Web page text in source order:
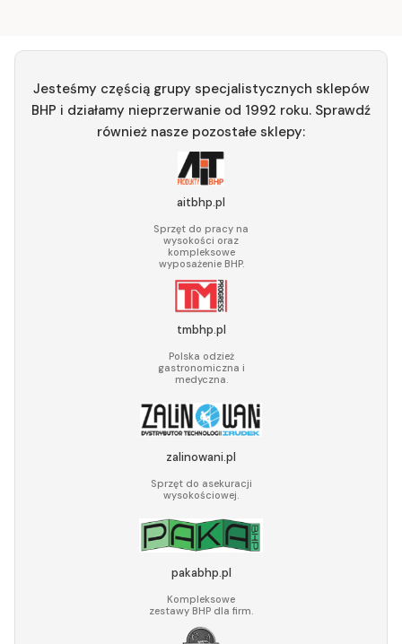
Jesteśmy częścią grupy specjalistycznych sklepów
BHP i działamy nieprzerwanie od 1992 roku. Sprawdź
również nasze pozostałe sklepy:
aitbhp.pl
Sprzęt do pracy na
wysokości oraz
kompleksowe
wyposażenie BHP.
tmbhp.pl
Polska odzież
gastronomiczna i
medyczna.
zalinowani.pl
Sprzęt do asekuracji
wysokościowej.
pakabhp.pl
Kompleksowe
zestawy BHP dla firm.